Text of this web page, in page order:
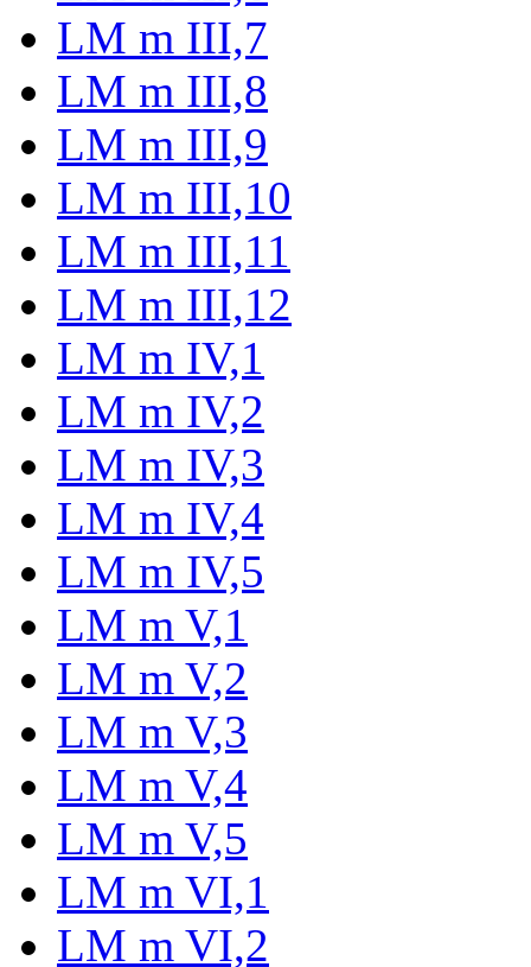
LM m III,7
LM m III,8
LM m III,9
LM m III,10
LM m III,11
LM m III,12
LM m IV,1
LM m IV,2
LM m IV,3
LM m IV,4
LM m IV,5
LM m V,1
LM m V,2
LM m V,3
LM m V,4
LM m V,5
LM m VI,1
LM m VI,2